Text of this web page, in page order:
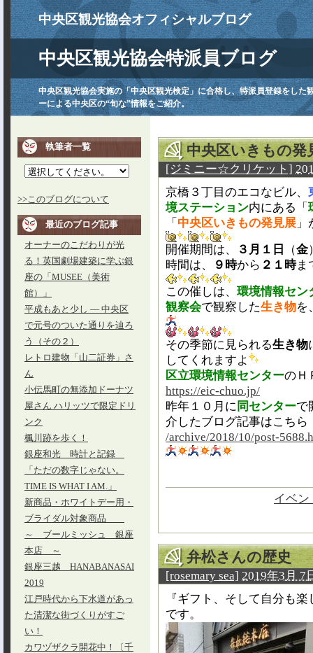
中央区観光協会オフィシャルブログ
中央区観光協会特派員ブログ
中央区観光協会実施の「中央区観光検定」に合格し、特派員登録をした
ーによる中央区の“旬な”情報をご紹介。
執筆者一覧
>>このブログについて
最近のブログ記事
オーナーのこだわりが光
る！英国劇場建築に学ぶ銀
座の「MUSEE（美術
館）」
平成もあと少し ― 中央区
で元号のついた通りを辿ろ
う（その２）
レトロ建物「山二証券」さ
ん
小伝馬町の無添加ドーナツ
屋さん ハリッツで限定ドリ
ンク
楓川跡を歩く！
銀座和光 時計と記録
「ただの数字じゃない。
TIME IS WHAT I AM.」
新商品・ホワイトデー用・
ブライダル対象商品
～ ブールミッシュ 銀座
本店 ～
銀座三越 HANABANASAI
2019
江戸時代から下水道があっ
た清潔な街づくりがすご
い！
カワヅザクラ開花中！〔千
中央区いきもの発
[ジミニー☆クリケット]
京橋３丁目のエコなビル、
境ステーション内にある「
「 中央区いきもの発見展
開催期間は、
３月１日 （金
時間は、
９時から ２１時ま
この催しは、 環境情報セン
観察会で観察した生き物を
その季節に見られる生き物
してくれますよ
区立環境情報センターの
https://eic-chuo.jp/
昨年１０月に 同センターで
介したブログ記事はこち
/archive/2018/10/post-
イベン
弁松さんの歴
[rosemary sea] 2019年3月 7
『ギフト、そして自分も
です。